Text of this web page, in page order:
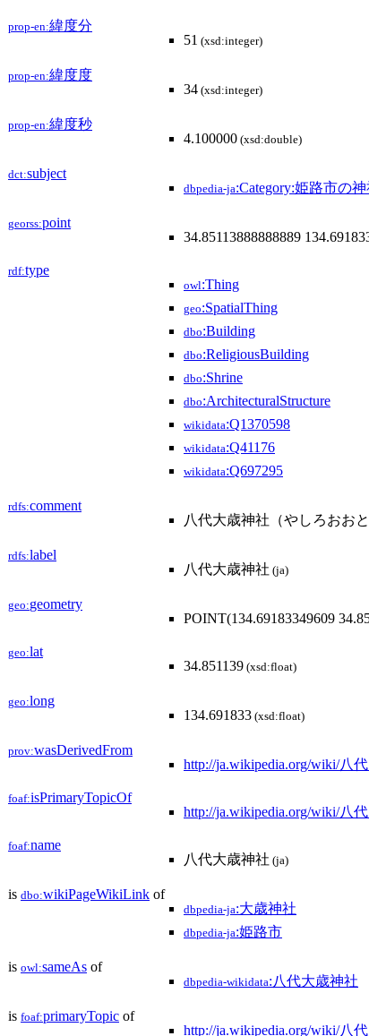
prop-en:緯度分
51 (xsd:integer)
prop-en:緯度度
34 (xsd:integer)
prop-en:緯度秒
4.100000 (xsd:double)
dct:subject
dbpedia-ja:Category:姫路市の神
georss:point
34.85113888888889
rdf:type
owl:Thing
geo:SpatialThing
dbo:Building
dbo:ReligiousBuilding
dbo:Shrine
dbo:ArchitecturalStructure
wikidata:Q1370598
wikidata:Q41176
wikidata:Q697295
rdfs:comment
八代大歳神社（やしろおお
rdfs:label
八代大歳神社 (ja)
geo:geometry
POINT(134.69183349609
geo:lat
34.851139 (xsd:float)
geo:long
134.691833 (xsd:float)
prov:wasDerivedFrom
http://ja.wikipedia.org/wiki/八
foaf:isPrimaryTopicOf
http://ja.wikipedia.org/wiki/八
foaf:name
八代大歳神社 (ja)
is dbo:wikiPageWikiLink of
dbpedia-ja:大歳神社
dbpedia-ja:姫路市
is owl:sameAs of
dbpedia-wikidata:八代大歳神社
is foaf:primaryTopic of
http://ja.wikipedia.org/wiki/八